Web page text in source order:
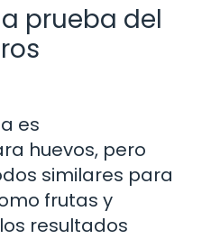
prueba del
es
huevos, pero
similares para
frutas y
resultados